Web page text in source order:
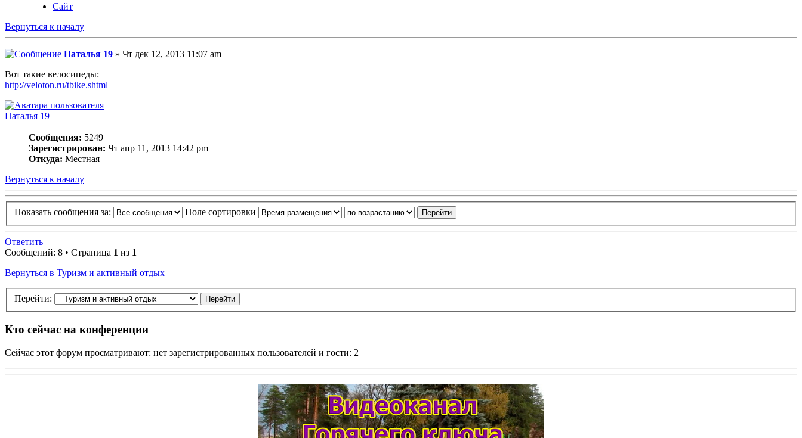
Сайт
Вернуться к началу
Наталья 19 » Чт дек 12, 2013 11:07 am
Вот такие велосипеды:
http://veloton.ru/tbike.shtml
Наталья 19
Сообщения: 5249
Зарегистрирован: Чт апр 11, 2013 14:42 pm
Откуда: Местная
Вернуться к началу
Показать сообщения за: Поле сортировки
Ответить
Сообщений: 8 • Страница 1 из 1
Вернуться в Туризм и активный отдых
Перейти:
Кто сейчас на конференции
Сейчас этот форум просматривают: нет зарегистрированных пользователей и гости: 2